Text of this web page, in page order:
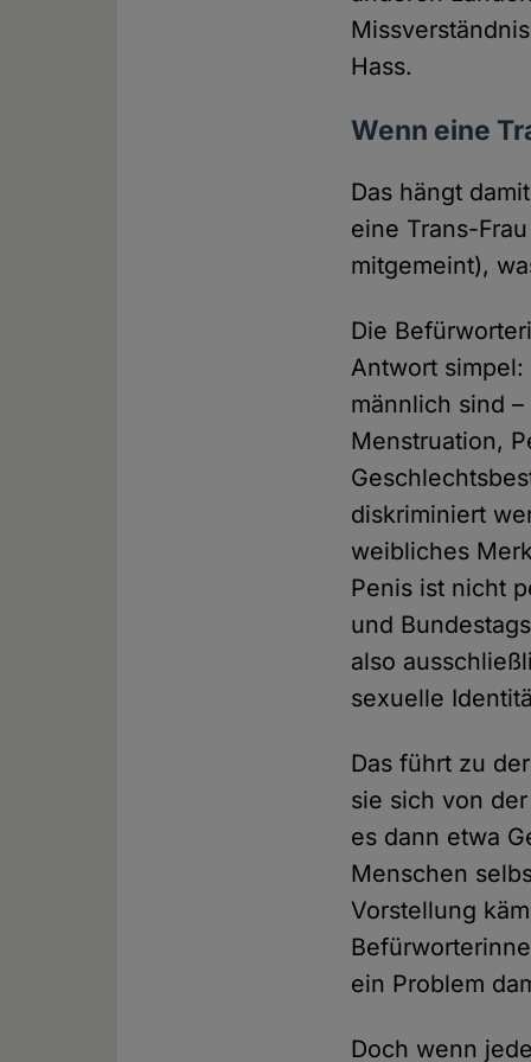
Hass.
Wenn eine
Das hängt
eine Trans-
mitgemeint),
Die
Antwort
männlich sind
Menstruation,
diskriminiert
weibliches
Penis ist nicht
und
also
sexuelle
Das führt zu
sie sich von
es dann etwa
Menschen
Vorstellung
ein Problem
Doch wenn